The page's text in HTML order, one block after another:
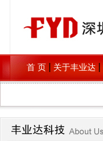
首 页 关于丰业达